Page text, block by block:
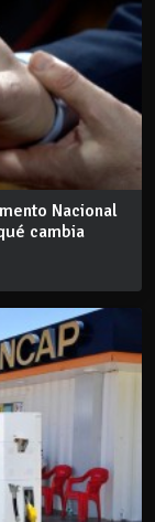
Nacional
cambia